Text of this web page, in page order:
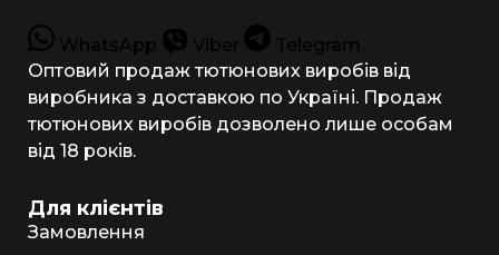
WhatsApp Viber
Telegram
Оптовий продаж тютюнових виробів від
виробника з доставкою по Україні. Продаж
тютюнових виробів дозволено лише особам
від 18 років.
Для клієнтів
Замовлення